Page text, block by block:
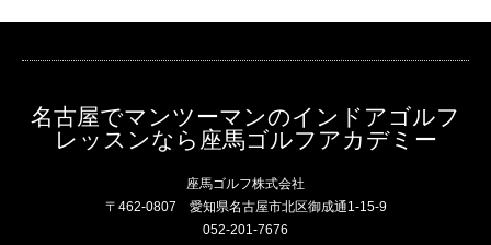
名古屋でマンツーマンのインドアゴルフ
レッスンなら座馬ゴルフアカデミー
座馬ゴルフ株式会社
〒462-0807 愛知県名古屋市北区御成通1-15-9
052-201-7676